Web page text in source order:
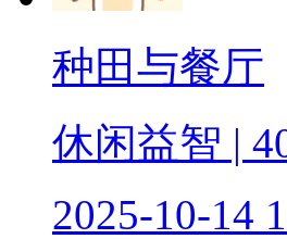
种田与餐厅
休闲益智 |
2025-10-14